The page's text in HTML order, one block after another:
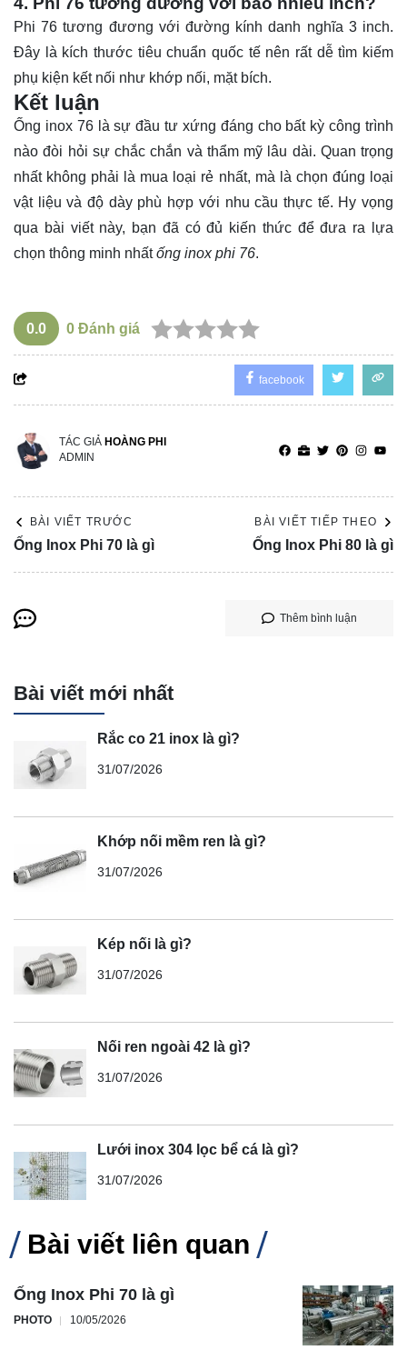
Phi 76 tương đương với đường kính danh nghĩa 3 inch.
Đây là kích thước tiêu chuẩn quốc tế nên rất dễ tìm kiếm
phụ kiện kết nối như khớp nối, mặt bích.
Kết luận
Ống inox 76 là sự đầu tư xứng đáng cho bất kỳ công trình
nào đòi hỏi sự chắc chắn và thẩm mỹ lâu dài. Quan trọng
nhất không phải là mua loại rẻ nhất, mà là chọn đúng loại
vật liệu và độ dày phù hợp với nhu cầu thực tế. Hy vọng
qua bài viết này, bạn đã có đủ kiến thức để đưa ra lựa
chọn thông minh nhấtống inox phi 76.
0.0 0 Đánh giá
facebook
TÁC GIẢ HOÀNG PHI
ADMIN
BÀI VIẾT TRƯỚC
Ống Inox Phi 70 là gì
BÀI VIẾT TIẾP THEO
Ống Inox Phi 80 là gì
Thêm bình luận
Bài viết mới nhất
Rắc co 21 inox là gì?
31/07/2026
Khớp nối mềm ren là gì?
31/07/2026
Kép nối là gì?
31/07/2026
Nối ren ngoài 42 là gì?
31/07/2026
Lưới inox 304 lọc bể cá là gì?
31/07/2026
Bài viết liên quan
Ống Inox Phi 70 là gì
PHOTO 10/05/2026